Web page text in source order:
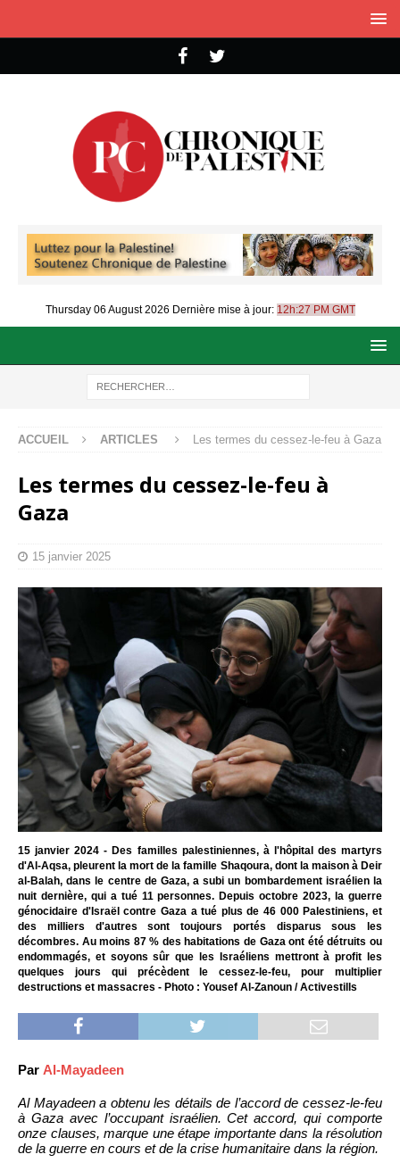
Thursday 06 August 2026 Dernière mise à jour: 12h:27 PM GMT
ACCUEIL ARTICLES Les termes du cessez-le-feu à Gaza
Les termes du cessez-le-feu à
Gaza
15 janvier 2025
15 janvier 2024 - Des familles palestiniennes, à l'hôpital des martyrs
d'Al-Aqsa, pleurent la mort de la famille Shaqoura, dont la maison à Deir
al-Balah, dans le centre de Gaza, a subi un bombardement israélien la
nuit dernière, qui a tué 11 personnes. Depuis octobre 2023, la guerre
génocidaire d'Israël contre Gaza a tué plus de 46 000 Palestiniens, et
des milliers d'autres sont toujours portés disparus sous les
décombres. Au moins 87 % des habitations de Gaza ont été détruits ou
endommagés, et soyons sûr que les Israéliens mettront à profit les
quelques jours qui précèdent le cessez-le-feu, pour multiplier
destructions et massacres - Photo : Yousef Al-Zanoun / Activestills
Par Al-Mayadeen
Al Mayadeen a obtenu les détails de l’accord de cessez-le-feu
à Gaza avec l’occupant israélien. Cet accord, qui comporte
onze clauses, marque une étape importante dans la résolution
de la guerre en cours et de la crise humanitaire dans la région.